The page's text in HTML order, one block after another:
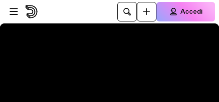
Vai al lettore
Passa al contenuto principale
Accedi